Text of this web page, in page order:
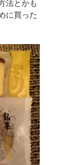
法とかも
に買った